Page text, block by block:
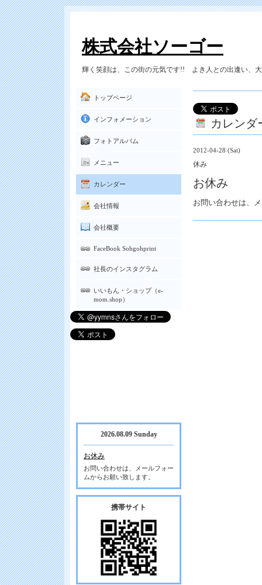
株式会社ソーゴー
輝く笑顔は、この街の元気です!! よき人との出逢い、
カレンダ
2012-04-28 (Sat)
休み
お休み
お問い合わせは、
トップページ
インフォメーション
フォトアルバム
メニュー
カレンダー
会社情報
会社概要
FaceBook Sohgohprint
社長のインスタグラム
いいもん・ショップ（e-
mom.shop）
2026.08.09 Sunday
お休み
お問い合わせは、メールフォー
ムからお願い致します。
携帯サイト